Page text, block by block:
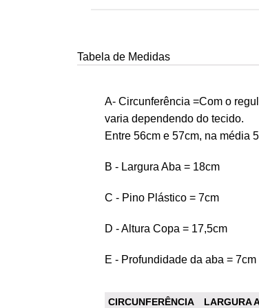
Tabela de Medidas
A- Circunferência =Com o
varia dependendo do tecido.
Entre 56cm e 57cm, na média
B - Largura Aba = 18cm
C - Pino Plástico = 7cm
D - Altura Copa = 17,5cm
E - Profundidade da aba = 7cm
CIRCUNFERÊNCIA LARGURA